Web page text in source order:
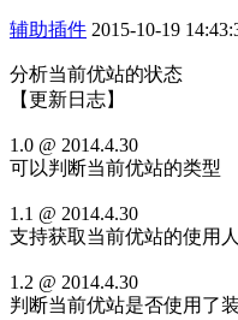
辅助插件 2015-10-19
分析当前优站的状态
【更新日志】
1.0 @ 2014.4.30
可以判断当前优站的类型
1.1 @ 2014.4.30
支持获取当前优站的使用
1.2 @ 2014.4.30
判断当前优站是否使用了